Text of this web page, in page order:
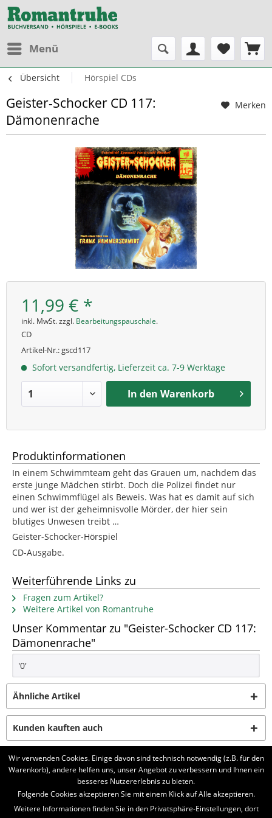
Menü
Übersicht Hörspiel CDs
Merken
Geister-Schocker CD 117:
Dämonenrache
11,99 € *
inkl. MwSt. zzgl. Bearbeitungspauschale.
CD
Artikel-Nr.:gscd117
Sofort versandfertig, Lieferzeit ca. 7-9 Werktage
In den Warenkorb
Produktinformationen
In einem Schwimmteam geht das Grauen um, nachdem das
erste junge Mädchen stirbt. Doch die Polizei findet nur
einen Schwimmflügel als Beweis. Was hat es damit auf sich
und wer ist der geheimnisvolle Mörder, der hier sein
blutiges Unwesen treibt …
Geister-Schocker-Hörspiel
CD-Ausgabe.
Weiterführende Links zu
Fragen zum Artikel?
Weitere Artikel von Romantruhe
Unser Kommentar zu "Geister-Schocker CD 117:
Dämonenrache"
'0'
Ähnliche Artikel
Kunden kauften auch
Kunden haben sich ebenfalls angesehen
BELIEBTE SERIEN
Wir verwenden Cookies. Einige davon sind technisch notwendig (z.B. für den
Warenkorb), andere helfen uns, unser Angebot zu verbessern und Ihnen ein
besseres Nutzererlebnis zu bieten.
Folgende Cookies akzeptieren Sie mit einem Klick auf Alle akzeptieren.
Weitere Informationen finden Sie in den Privatsphäre-Einstellungen, dort